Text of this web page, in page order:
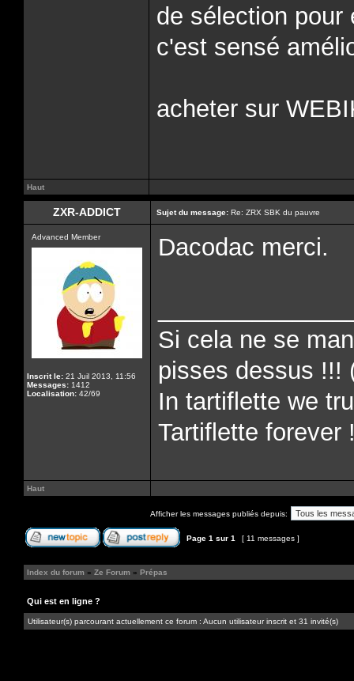
de sélection pour
c'est sensé
acheter sur
Haut
ZXR-ADDICT Sujet du message: Re: ZRX SBK du pauvre
Advanced Member
Inscrit le: 21 Juil 2013, 11:56
Messages: 1412
Localisation: 42/69
Dacodac merci.
Si cela ne se
pisses dessus !!!
In tartiflette we
Tartiflette forever
Haut
Afficher les messages publiés depuis:
Page 1 sur 1 [ 11 messages ]
Index du forum » Ze Forum » Prépas
Qui est en ligne ?
Utilisateur(s) parcourant actuellement ce forum : Aucun utilisateur inscrit et 31 invité(s)